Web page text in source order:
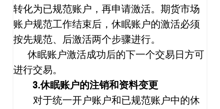
转化为已规范账户，再申请激活。期货市场
账户规范工作结束后，休眠账户的激活必须
按先规范、后激活两个步骤进行。
休眠账户激活成功后的下一个交易日方可
进行交易。
3.休眠账户的注销和资料变更
对于统一开户账户和已规范账户中的休